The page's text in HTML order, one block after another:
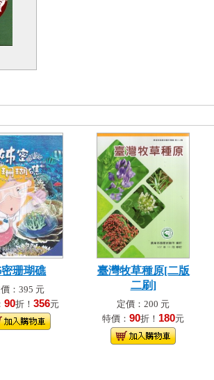
珊瑚礁
：395 元
90折！ 356元
臺灣牧草種原[二版
二刷]
定價：200 元
特價： 90折！ 180元